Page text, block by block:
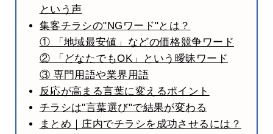
という声
集客チラシの"NGワード"とは？
① 「地域最安値」などの価格競争ワード
② 「どなたでもOK」という曖昧ワード
③ 専門用語や業界用語
反応が高まる言葉に変えるポイント
チラシは"言葉選び"で結果が変わる
まとめ｜庄内でチラシを成功させるには？